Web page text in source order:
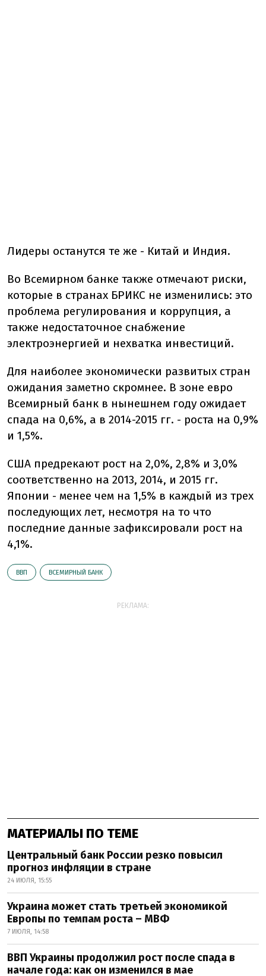
Лидеры останутся те же - Китай и Индия.
Во Всемирном банке также отмечают риски,
которые в странах БРИКС не изменились: это
проблема регулирования и коррупция, а
также недостаточное снабжение
электроэнергией и нехватка инвестиций.
Для наиболее экономически развитых стран
ожидания заметно скромнее. В зоне евро
Всемирный банк в нынешнем году ожидает
спада на 0,6%, а в 2014-2015 гг. - роста на 0,9%
и 1,5%.
США предрекают рост на 2,0%, 2,8% и 3,0%
соответственно на 2013, 2014, и 2015 гг.
Японии - менее чем на 1,5% в каждый из трех
последующих лет, несмотря на то что
последние данные зафиксировали рост на
4,1%.
ВВП ВСЕМИРНЫЙ БАНК
РЕКЛАМА:
МАТЕРИАЛЫ ПО ТЕМЕ
Центральный банк России резко повысил
прогноз инфляции в стране
24 ИЮЛЯ, 15:55
Украина может стать третьей экономикой
Европы по темпам роста – МВФ
7 ИЮЛЯ, 14:58
ВВП Украины продолжил рост после спада в
начале года: как он изменился в мае